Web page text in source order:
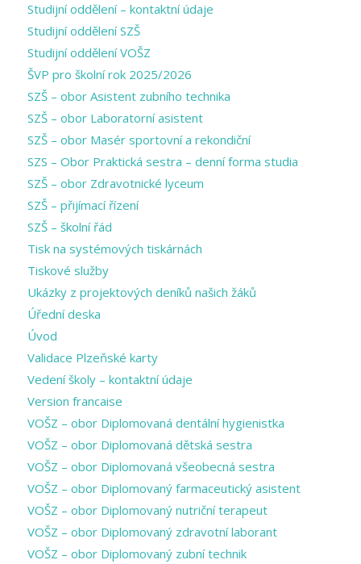
Studijní oddělení – kontaktní údaje
Studijní oddělení SZŠ
Studijní oddělení VOŠZ
ŠVP pro školní rok 2025/2026
SZŠ – obor Asistent zubního technika
SZŠ – obor Laboratorní asistent
SZŠ – obor Masér sportovní a rekondiční
SZS – Obor Praktická sestra – denní forma studia
SZŠ – obor Zdravotnické lyceum
SZŠ – přijímací řízení
SZŠ – školní řád
Tisk na systémových tiskárnách
Tiskové služby
Ukázky z projektových deníků našich žáků
Úřední deska
Úvod
Validace Plzeňské karty
Vedení školy – kontaktní údaje
Version francaise
VOŠZ – obor Diplomovaná dentální hygienistka
VOŠZ – obor Diplomovaná dětská sestra
VOŠZ – obor Diplomovaná všeobecná sestra
VOŠZ – obor Diplomovaný farmaceutický asistent
VOŠZ – obor Diplomovaný nutriční terapeut
VOŠZ – obor Diplomovaný zdravotní laborant
VOŠZ – obor Diplomovaný zubní technik